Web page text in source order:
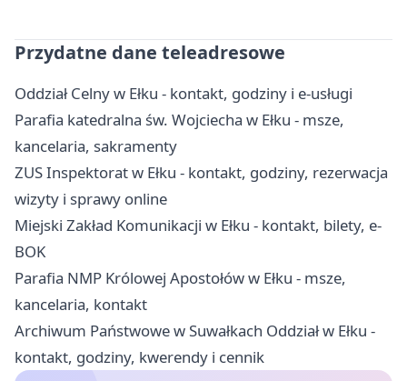
Przydatne dane teleadresowe
Oddział Celny w Ełku - kontakt, godziny i e-usługi
Parafia katedralna św. Wojciecha w Ełku - msze,
kancelaria, sakramenty
ZUS Inspektorat w Ełku - kontakt, godziny, rezerwacja
wizyty i sprawy online
Miejski Zakład Komunikacji w Ełku - kontakt, bilety, e-
BOK
Parafia NMP Królowej Apostołów w Ełku - msze,
kancelaria, kontakt
Archiwum Państwowe w Suwałkach Oddział w Ełku -
kontakt, godziny, kwerendy i cennik